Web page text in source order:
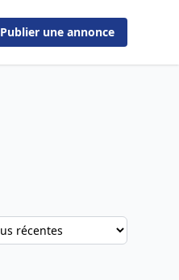
Publier une annonce